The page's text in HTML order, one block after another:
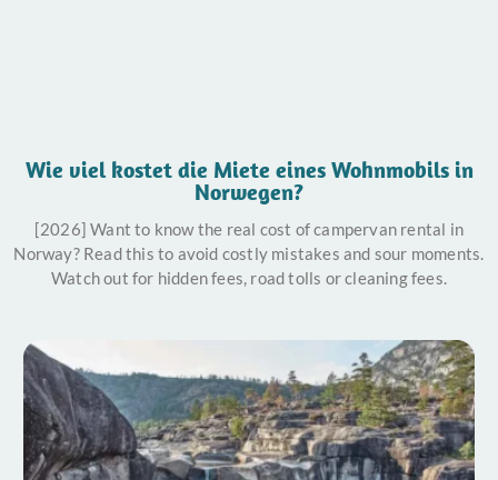
Wie viel kostet die Miete eines Wohnmobils in
Norwegen?
[2026] Want to know the real cost of campervan rental in
Norway? Read this to avoid costly mistakes and sour moments.
Watch out for hidden fees, road tolls or cleaning fees.